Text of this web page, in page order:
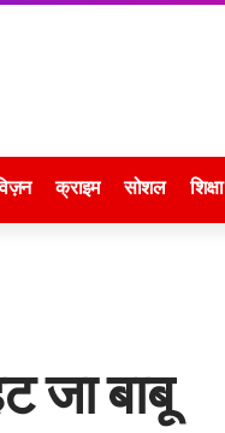
क्राइम सोशल शिक्षा
जा बाबू